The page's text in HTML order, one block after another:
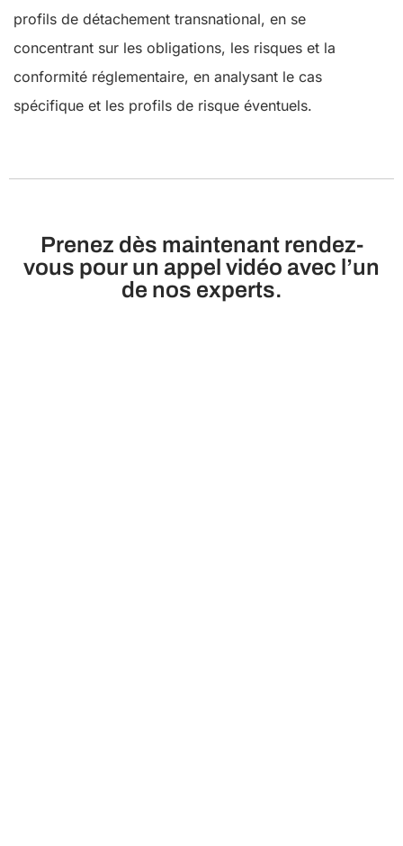
profils de détachement transnational, en se
concentrant sur les obligations, les risques et la
conformité réglementaire, en analysant le cas
spécifique et les profils de risque éventuels.
Prenez dès maintenant rendez-
vous pour un appel vidéo avec l’un
de nos experts.